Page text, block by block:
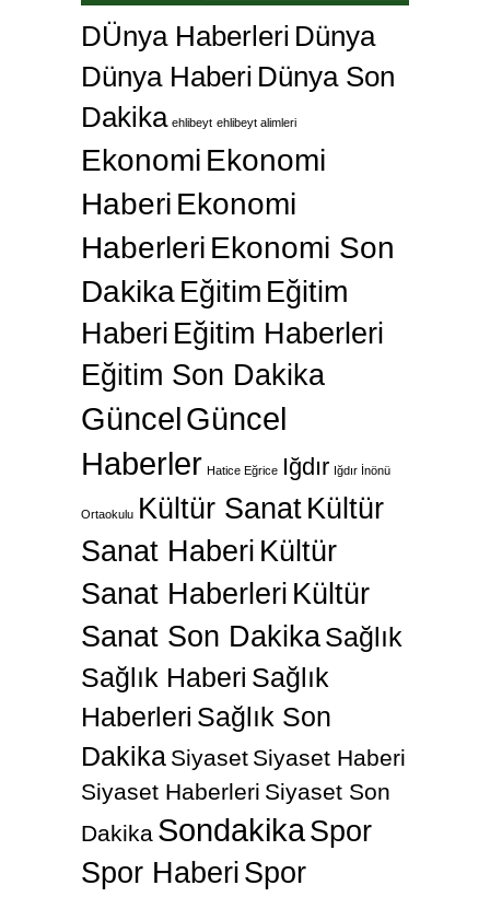
DÜnya Haberleri Dünya
Dünya Haberi Dünya Son
Dakika ehlibeyt ehlibeyt alimleri
Ekonomi Ekonomi
Haberi Ekonomi
Haberleri Ekonomi Son
Dakika Eğitim Eğitim
Haberi Eğitim Haberleri
Eğitim Son Dakika
GüncelGüncel
Haberler Hatice Eğrice Iğdır Iğdır İnönü
Ortaokulu Kültür SanatKültür
Sanat Haberi Kültür
Sanat Haberleri Kültür
Sanat Son DakikaSağlık
Sağlık Haberi Sağlık
Haberleri Sağlık Son
Dakika Siyaset Siyaset Haberi
Siyaset Haberleri Siyaset Son
Dakika SondakikaSpor
Spor Haberi Spor